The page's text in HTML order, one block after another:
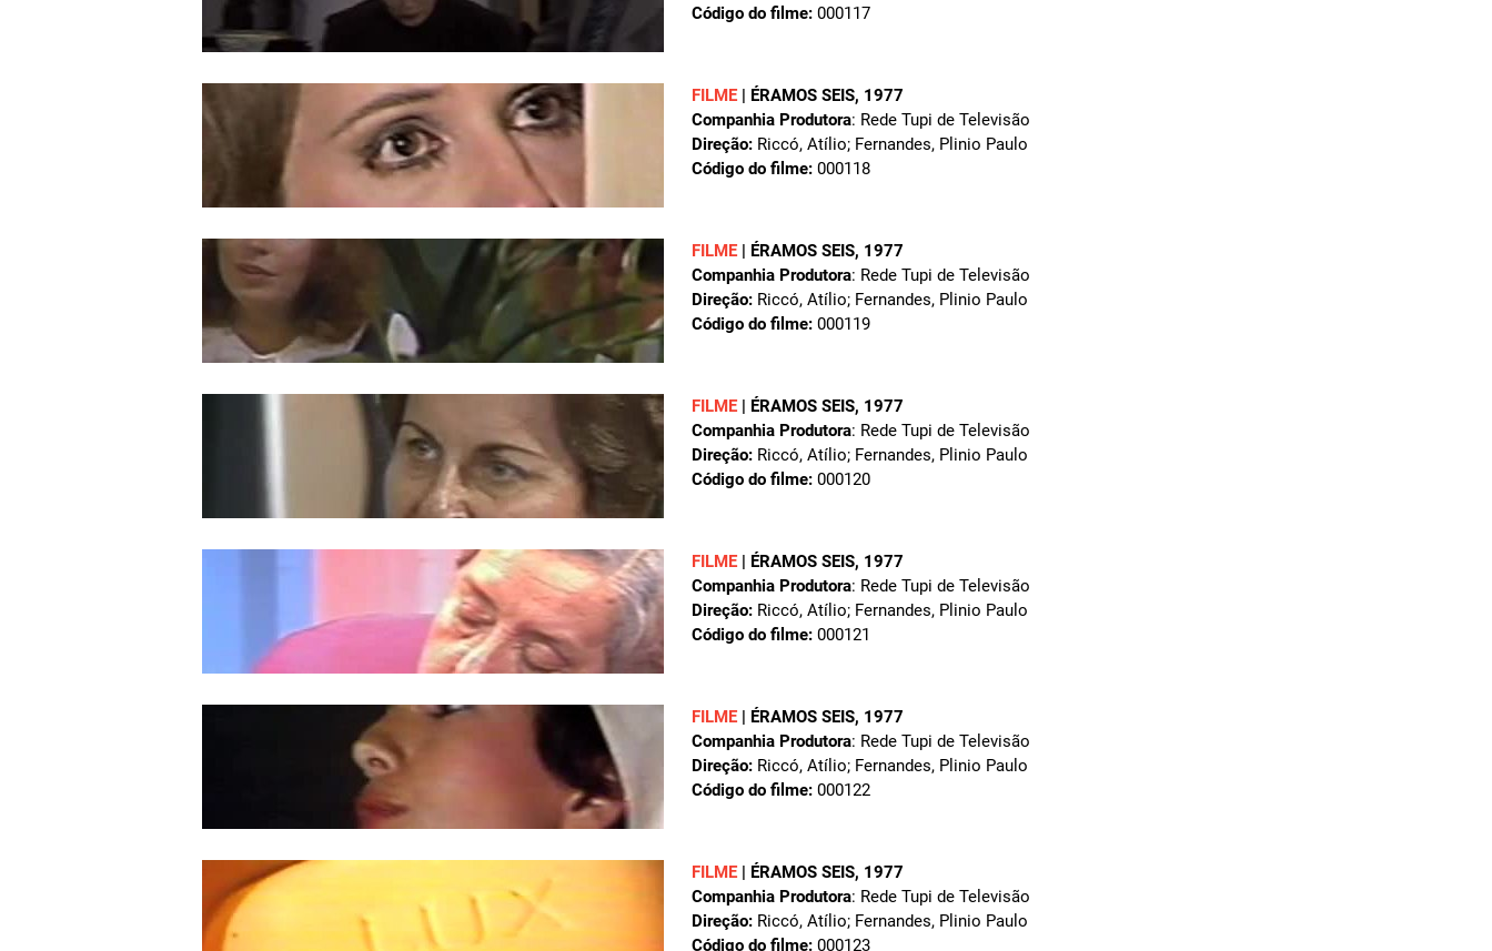
Código do filme: 000117
FILME | ÉRAMOS SEIS, 1977
Companhia Produtora: Rede Tupi de Televisão
Direção: Riccó, Atílio; Fernandes, Plinio Paulo
Código do filme: 000118
FILME | ÉRAMOS SEIS, 1977
Companhia Produtora: Rede Tupi de Televisão
Direção: Riccó, Atílio; Fernandes, Plinio Paulo
Código do filme: 000119
FILME | ÉRAMOS SEIS, 1977
Companhia Produtora: Rede Tupi de Televisão
Direção: Riccó, Atílio; Fernandes, Plinio Paulo
Código do filme: 000120
FILME | ÉRAMOS SEIS, 1977
Companhia Produtora: Rede Tupi de Televisão
Direção: Riccó, Atílio; Fernandes, Plinio Paulo
Código do filme: 000121
FILME | ÉRAMOS SEIS, 1977
Companhia Produtora: Rede Tupi de Televisão
Direção: Riccó, Atílio; Fernandes, Plinio Paulo
Código do filme: 000122
FILME | ÉRAMOS SEIS, 1977
Companhia Produtora: Rede Tupi de Televisão
Direção: Riccó, Atílio; Fernandes, Plinio Paulo
Código do filme: 000123